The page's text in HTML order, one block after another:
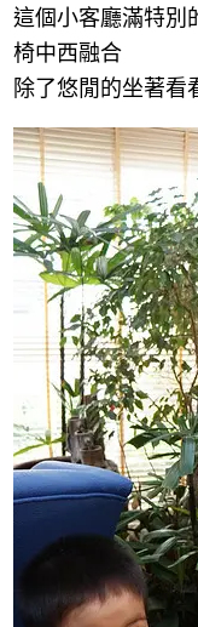
這個小客廳滿特別
椅中西融合
除了悠閒的坐著看